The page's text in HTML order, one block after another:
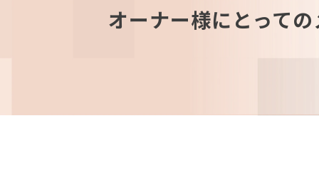
オーナー様にとって